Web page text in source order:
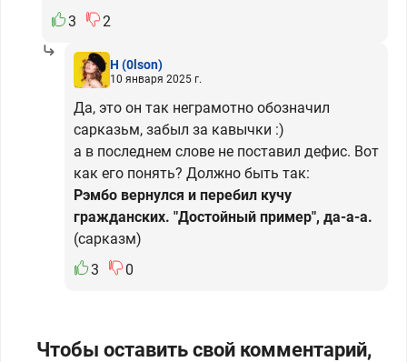
3
2
H (0lson)
10 января 2025 г.
Да, это он так неграмотно обозначил
сарказьм, забыл за кавычки :)
а в последнем слове не поставил дефис. Вот
как его понять? Должно быть так:
Рэмбо вернулся и перебил кучу
гражданских. "Достойный пример", да-а-а.
(сарказм)
3
0
Чтобы оставить свой комментарий,